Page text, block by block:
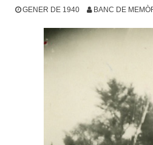
GENER DE 1940 BANC DE